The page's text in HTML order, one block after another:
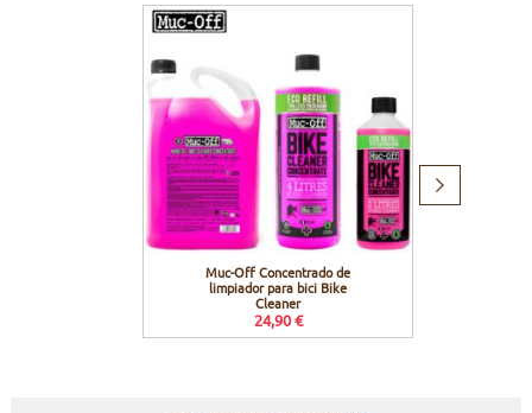
Muc-Off Concentrado de
limpiador para bici Bike
Cleaner
24,90 €
Producto